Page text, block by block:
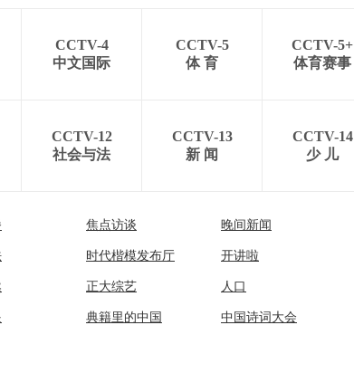
CCTV-4
中文国际
CCTV-5
体 育
CCTV-5+
体育赛事
CCTV-12
社会与法
CCTV-13
新 闻
CCTV-14
少 儿
焦点访谈 晚间新闻
时代楷模发布厅 开讲啦
正大综艺 人口
典籍里的中国 中国诗词大会